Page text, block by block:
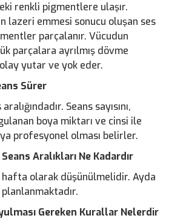
renkli pigmentlere ulaşır.
lazeri emmesi sonucu oluşan ses
parçalanır. Vücudun
parçalara ayrılmış dövme
yutar ve yok eder.
Sürer
Seans sayısını,
boya miktarı ve cinsi ile
profesyonel olması belirler.
Aralıkları Ne Kadardır
olarak düşünülmelidir. Ayda
Gereken Kurallar Nelerdir